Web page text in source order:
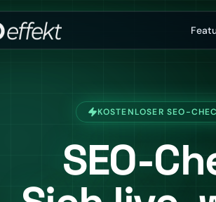
KOSTENLOSER SEO-
SEO-